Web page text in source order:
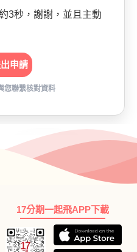
3秒，謝謝，並且主動
申請
17分期一起飛APP下載